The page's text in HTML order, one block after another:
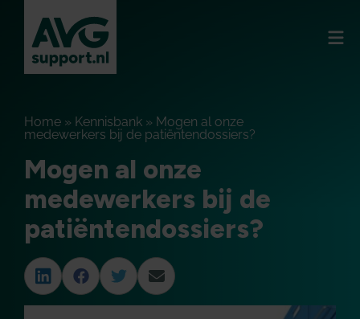
Home » Kennisbank » Mogen al onze
medewerkers bij de patiëntendossiers?
Mogen al onze
medewerkers bij de
patiëntendossiers?